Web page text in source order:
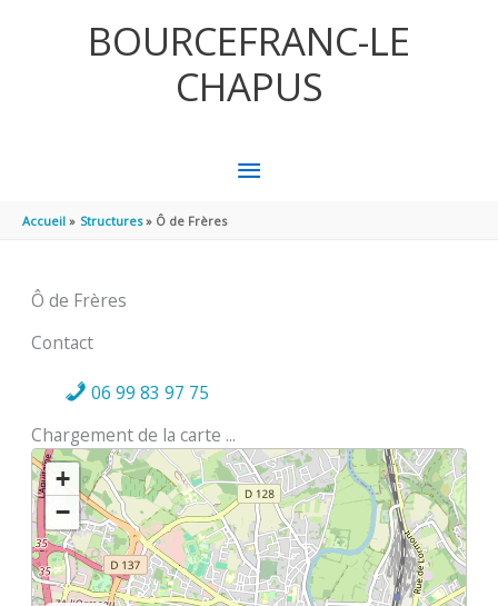
BOURCEFRANC-LE
CHAPUS
MENU
Accueil Structures Ô de Frères
Ô de Frères
Contact
06 99 83 97 75
Chargement de la carte ...
+
−